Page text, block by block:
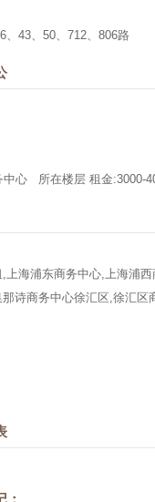
、43、50、712、806路
心 所在楼层 租金:3000-
海浦东商务中心,上海浦
诗商务中心徐汇区,徐汇